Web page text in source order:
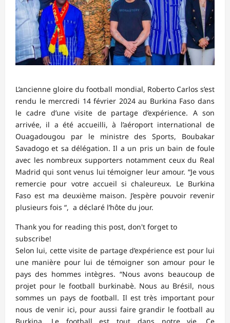
L’ancienne gloire du football mondial, Roberto Carlos s’est
rendu le mercredi 14 février 2024 au Burkina Faso dans
le cadre d’une visite de partage d’expérience. A son
arrivée, il a été accueilli, à l’aéroport international de
Ouagadougou par le ministre des Sports, Boubakar
Savadogo et sa délégation. Il a un pris un bain de foule
avec les nombreux supporters notamment ceux du Real
Madrid qui sont venus lui témoigner leur amour. “Je vous
remercie pour votre accueil si chaleureux. Le Burkina
Faso est ma deuxième maison. J’espère pouvoir revenir
plusieurs fois “, a déclaré l’hôte du jour.
Thank you for reading this post, don't forget to
subscribe!
Selon lui, cette visite de partage d’expérience est pour lui
une manière pour lui de témoigner son amour pour le
pays des hommes intègres. “Nous avons beaucoup de
projet pour le football burkinabè. Nous au Brésil, nous
sommes un pays de football. Il est très important pour
nous de venir ici, pour aussi faire grandir le football au
Burkina. Le football est tout dans notre vie. Ce